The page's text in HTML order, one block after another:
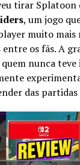
do Super
superior do
para
e Cat.
nível de
níveis, 70 áreas
novos chefes
vários
tirar Splatoon
, um jogo
muito mais
os fãs. A
nunca
das